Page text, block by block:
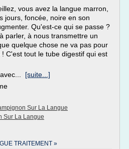
vous avez la langue marron,
jours, foncée, noire en son
Qu'est-ce qui se passe ?
parler, à nous transmettre un
quelque chose ne va pas pour
C'est tout le tube digestif qui est
[suite...]
Sur La Langue
Sur La Langue
TRAITEMENT »